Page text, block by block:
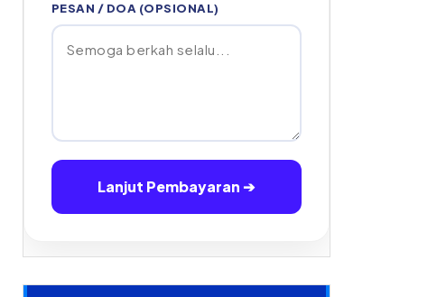
PESAN / DOA (OPSIONAL)
Lanjut Pembayaran ➔